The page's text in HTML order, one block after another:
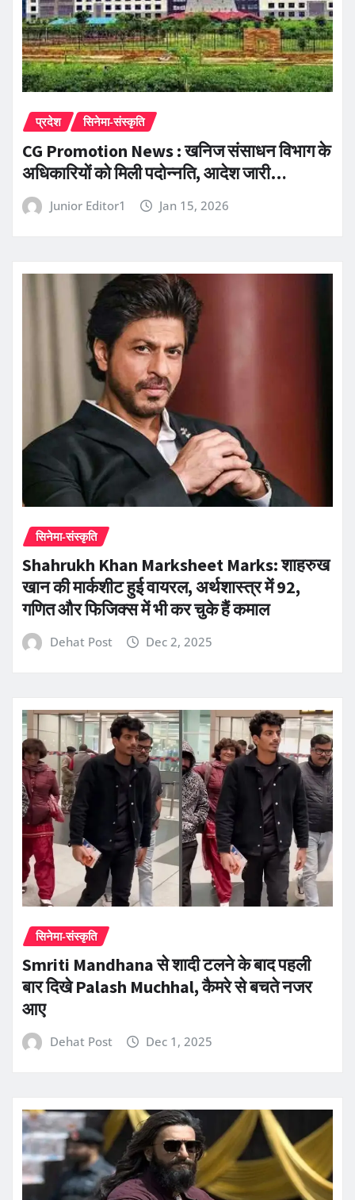
प्रदेश सिनेमा-संस्कृति
CG Promotion News : खनिज संसाधन विभाग के
अधिकारियों को मिली पदोन्नति, आदेश जारी…
Junior Editor1 Jan 15, 2026
सिनेमा-संस्कृति
Shahrukh Khan Marksheet Marks: शाहरुख
खान की मार्कशीट हुई वायरल, अर्थशास्त्र में 92,
गणित और फिजिक्स में भी कर चुके हैं कमाल
Dehat Post Dec 2, 2025
सिनेमा-संस्कृति
Smriti Mandhana से शादी टलने के बाद पहली
बार दिखे Palash Muchhal, कैमरे से बचते नजर
आए
Dehat Post Dec 1, 2025